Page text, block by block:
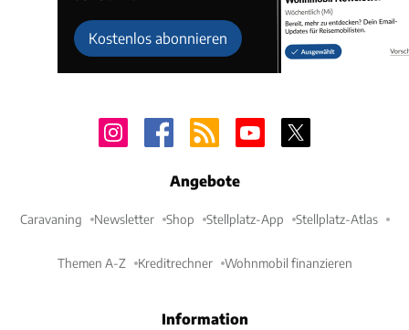
Kostenlos abonnieren
Angebote
Caravaning Newsletter Shop Stellplatz-App Stellplatz-Atlas
Themen A-Z Kreditrechner Wohnmobil finanzieren
Information